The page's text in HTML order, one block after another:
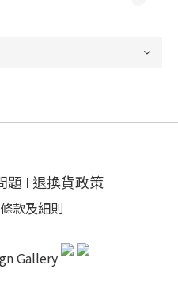
題 I 退換貨政策
條款及細則
Gallery